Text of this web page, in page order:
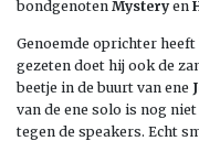
bondgenoten Mysteryen
Genoemde oprichter
gezeten doet hij ook de
beetje in de buurt van ene
van de ene solo is nog
tegen de speakers. Echt